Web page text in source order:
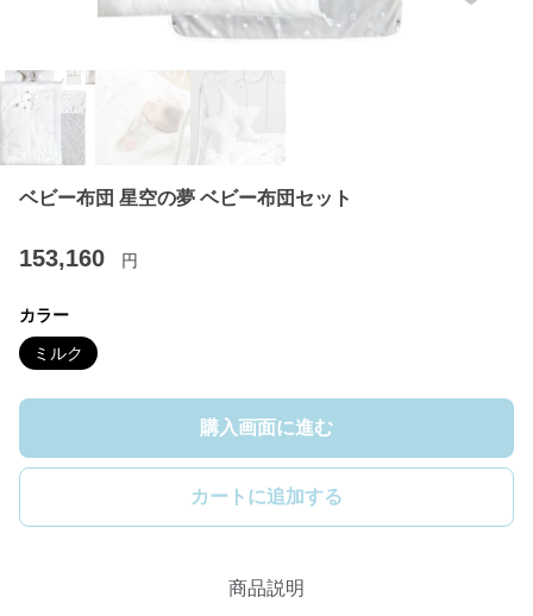
ベビー布団 星空の夢 ベビー布団セット
153,160 円
カラー
ミルク
購入画面に進む
カートに追加する
商品説明